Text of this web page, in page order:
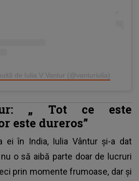
de Iulia V Vantur (@vanturiulia)
„ Tot ce este
este dureros”
ei în India, Iulia Vânturși-a dat
o să aibă parte doar de lucruri
prin momente frumoase, dar și